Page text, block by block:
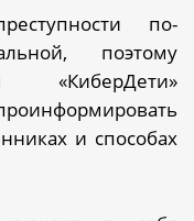
по-
поэтому
«КиберДети»
и способах